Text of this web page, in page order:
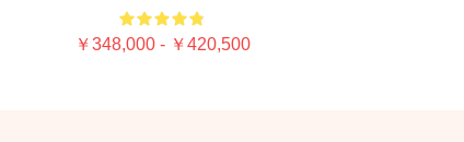
￥348,000 - ￥420,500